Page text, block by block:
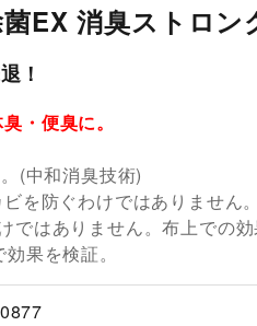
EX 消臭ストロン
！
・便臭に。
(中和消臭技術)
を防ぐわけではありません
はありません。布上での効
果を検証。